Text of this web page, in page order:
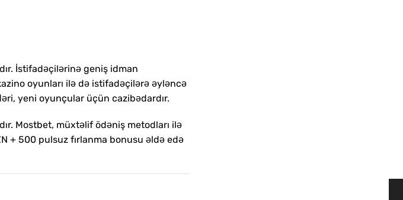
İstifadəçilərinə geniş idman
oyunları ilə də istifadəçilərə əyləncə
yeni oyunçular üçün cazibədardır.
Mostbet, müxtəlif ödəniş metodları ilə
+ 500 pulsuz fırlanma bonusu əldə edə